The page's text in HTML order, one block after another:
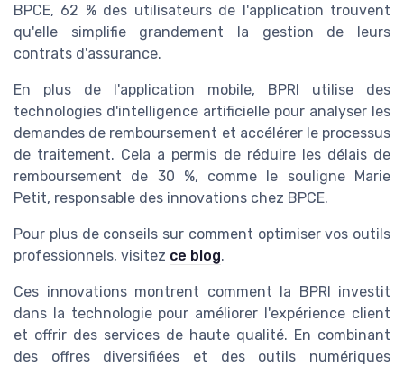
BPCE, 62 % des utilisateurs de l'application trouvent
qu'elle simplifie grandement la gestion de leurs
contrats d'assurance.
En plus de l'application mobile, BPRI utilise des
technologies d'intelligence artificielle pour analyser les
demandes de remboursement et accélérer le processus
de traitement. Cela a permis de réduire les délais de
remboursement de 30 %, comme le souligne Marie
Petit, responsable des innovations chez BPCE.
Pour plus de conseils sur comment optimiser vos outils
professionnels, visitez ce blog.
Ces innovations montrent comment la BPRI investit
dans la technologie pour améliorer l'expérience client
et offrir des services de haute qualité. En combinant
des offres diversifiées et des outils numériques